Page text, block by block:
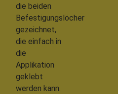
die beiden
Befestigungslöcher
gezeichnet,
die einfach in
die
Applikation
geklebt
werden kann.